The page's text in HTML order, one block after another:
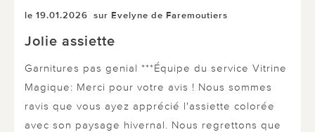
le 19.01.2026 sur Evelyne de Faremoutiers
Jolie assiette
Garnitures pas genial ***Équipe du service Vitrine
Magique: Merci pour votre avis ! Nous sommes
ravis que vous ayez apprécié l'assiette colorée
avec son paysage hivernal. Nous regrettons que